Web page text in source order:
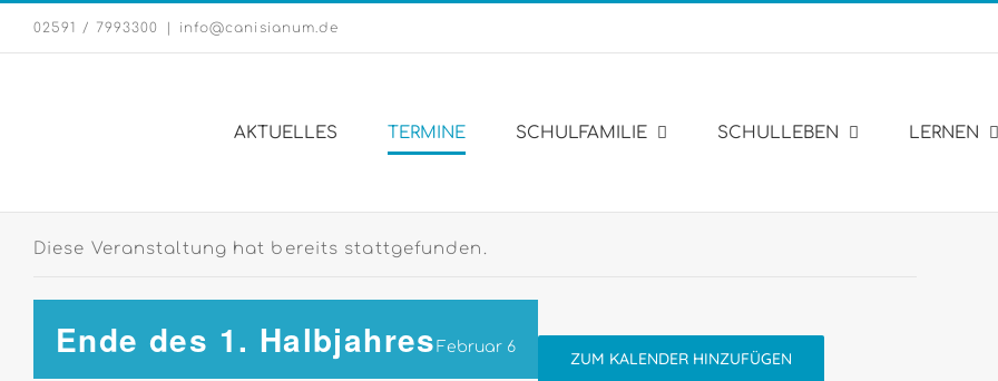
02591 / 7993300 info@canisianum.de
AKTUELLES TERMINE SCHULFAMILIE SCHULLEBEN LERNEN
Diese Veranstaltung hat bereits stattgefunden.
Ende des 1. Halbjahres Februar 6
ZUM KALENDER HINZUFÜGEN